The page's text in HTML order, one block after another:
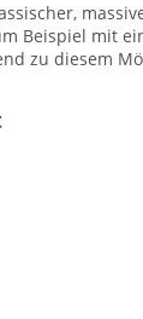
Beispiel mit
zu diesem